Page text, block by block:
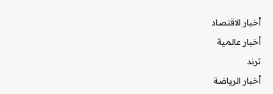
أخبار الاقتصاد
أخبار عالمية
ترند
أخبار الرياضة